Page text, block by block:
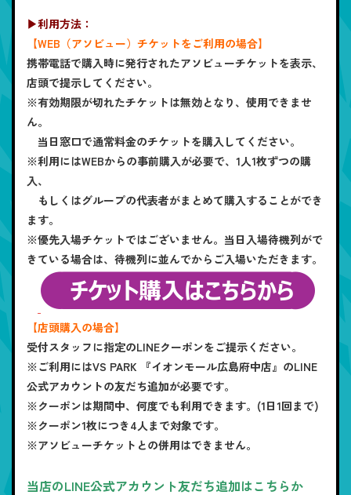
▶利用方法：
【WEB（アソビュー）チケットをご利用の場合】
携帯電話で購入時に発行されたアソビューチケットを表示、
店頭で提示してください。
※有効期限が切れたチケットは無効となり、使用できませ
ん。
当日窓口で通常料金のチケットを購入してください。
※利用にはWEBからの事前購入が必要で、1人1枚ずつの購
入、
もしくはグループの代表者がまとめて購入することができ
ます。
※優先入場チケットではございません。当日入場待機列がで
きている場合は、待機列に並んでからご入場いただきます。
【店頭購入の場合】
受付スタッフに指定のLINEクーポンをご提示ください。
※ご利用にはVS PARK 『イオンモール広島府中店』のLINE
公式アカウントの友だち追加が必要です。
※クーポンは期間中、何度でも利用できます。(1日1回まで)
※クーポン1枚につき4人まで対象です。
※アソビューチケットとの併用はできません。
当店のLINE公式アカウント友だち追加はこちらか